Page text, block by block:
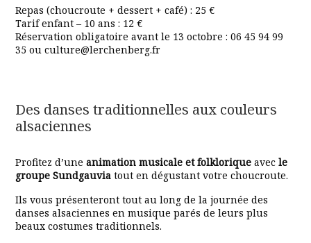
Repas (choucroute + dessert + café) : 25 €
Tarif enfant – 10 ans : 12 €
Réservation obligatoire avant le 13 octobre : 06 45 94 99
35 ou culture@lerchenberg.fr
Des danses traditionnelles aux couleurs
alsaciennes
Profitez d’une animation musicale et folklorique avec le
groupe Sundgauvia tout en dégustant votre choucroute.
Ils vous présenteront tout au long de la journée des
danses alsaciennes en musique parés de leurs plus
beaux costumes traditionnels.